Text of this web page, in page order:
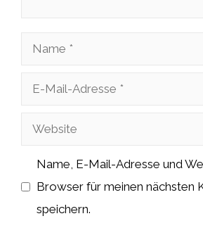
Name
Adresse
Website
Name, E-Mail-Adresse und
Browser für meinen nächsten
speichern.